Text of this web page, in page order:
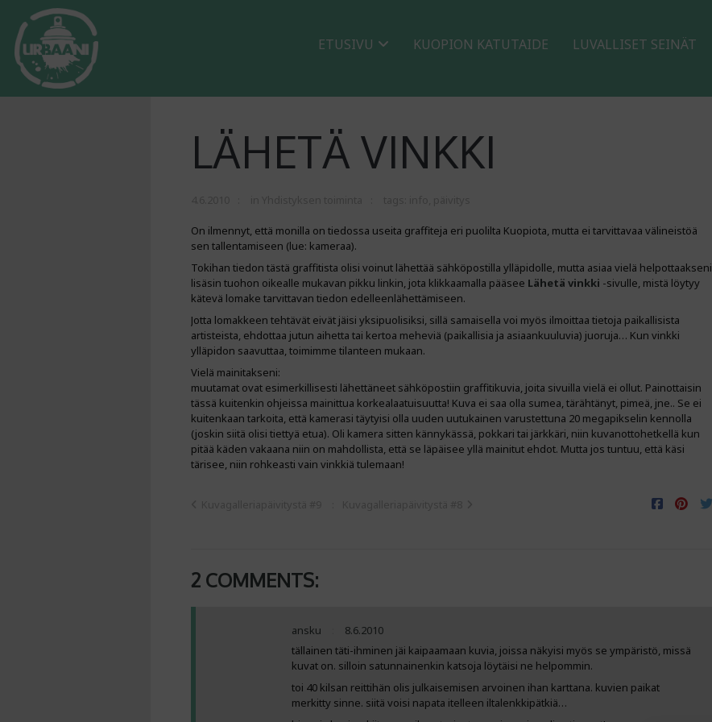
ETUSIVU KUOPION KATUTAIDE LUVALLISET SEINÄT
LÄHETÄ VINKKI
On ilmennyt, että monilla on tiedossa useita graffiteja eri puolilta Kuopiota, mutta ei tarvittavaa välineistöä
sen tallentamiseen (lue: kameraa).
Tokihan tiedon tästä graffitista olisi voinut lähettää sähköpostilla ylläpidolle, mutta asiaa vielä helpottaakseni
lisäsin tuohon oikealle mukavan pikku linkin, jota klikkaamalla pääsee Lähetä vinkki -sivulle, mistä löytyy
kätevä lomake tarvittavan tiedon edelleenlähettämiseen.
Jotta lomakkeen tehtävät eivät jäisi yksipuolisiksi, sillä samaisella voi myös ilmoittaa tietoja paikallisista
artisteista, ehdottaa jutun aihetta tai kertoa meheviä (paikallisia ja asiaankuuluvia) juoruja… Kun vinkki
ylläpidon saavuttaa, toimimme tilanteen mukaan.
Vielä mainitakseni:
muutamat ovat esimerkillisesti lähettäneet sähköpostiin graffitikuvia, joita sivuilla vielä ei ollut. Painottaisin
tässä kuitenkin ohjeissa mainittua korkealaatuisuutta! Kuva ei saa olla sumea, tärähtänyt, pimeä, jne.. Se ei
kuitenkaan tarkoita, että kamerasi täytyisi olla uuden uutukainen varustettuna 20 megapikselin kennolla
(joskin siitä olisi tiettyä etua). Oli kamera sitten kännykässä, pokkari tai järkkäri, niin kuvanottohetkellä kun
pitää käden vakaana niin on mahdollista, että se läpäisee yllä mainitut ehdot. Mutta jos tuntuu, että käsi
tärisee, niin rohkeasti vain vinkkiä tulemaan!
2 COMMENTS:
ansku
8.6.2010
tällainen täti-ihminen jäi kaipaamaan kuvia, joissa näkyisi myös se ympäristö, missä
kuvat on. silloin satunnainenkin katsoja löytäisi ne helpommin.
toi 40 kilsan reittihän olis julkaisemisen arvoinen ihan karttana. kuvien paikat
merkitty sinne. siitä voisi napata itelleen iltalenkkipätkiä…